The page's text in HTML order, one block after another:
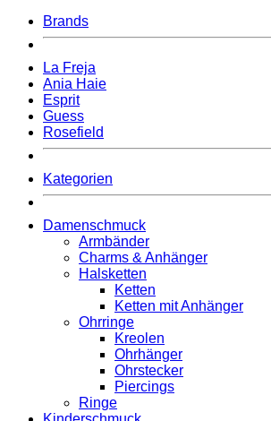
Brands
La Freja
Ania Haie
Esprit
Guess
Rosefield
Kategorien
Damenschmuck
Armbänder
Charms & Anhänger
Halsketten
Ketten
Ketten mit Anhänger
Ohrringe
Kreolen
Ohrhänger
Ohrstecker
Piercings
Ringe